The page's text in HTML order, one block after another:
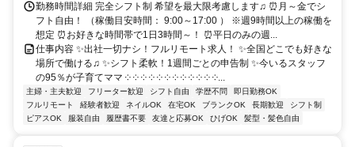
勤務時間詳細 完全シフト制 希望を最大限考慮します♫ ⏰月～金でシ
フト自由！ （稼働目安時間： 9:00～17:00 ） ※週9時間以上の稼働を
想定 ⏰お好きな時間帯で1日3時間～！ ⏰平日のみの週...
仕事内容 ✨出社一切ナシ！フルリモート求人！ ✨全国どこでも好きな
場所で働ける♫ ✨シフト柔軟！1週間ごとの申告制 ✨今いるスタッフ
の95％が子育てママ ༶ ༶ ༶ ༶ ༶ ༶ ༶ ༶ ༶ ༶ ༶ ༶...
主婦・主夫歓迎 フリーター歓迎 シフト自由 学歴不問
即日勤務OK
フルリモート
経験者歓迎 ネイルOK 在宅OK ブランクOK 長期歓迎
シフト制
ピアスOK
服装自由 履歴書不要 友達と応募OK ひげOK 髪型・髪色自由